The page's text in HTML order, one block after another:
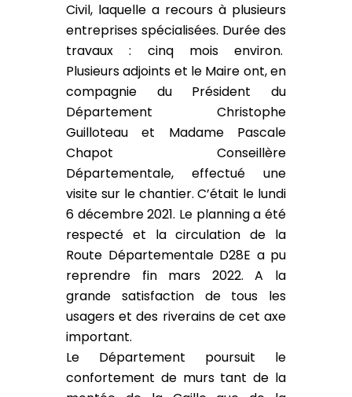
Civil, laquelle a recours à plusieurs
entreprises spécialisées. Durée des
travaux : cinq mois environ.
Plusieurs adjoints et le Maire ont, en
compagnie du Président du
Département Christophe
Guilloteau et Madame Pascale
Chapot Conseillère
Départementale, effectué une
visite sur le chantier. C’était le lundi
6 décembre 2021. Le planning a été
respecté et la circulation de la
Route Départementale D28E a pu
reprendre fin mars 2022. A la
grande satisfaction de tous les
usagers et des riverains de cet axe
important.
Le Département poursuit le
confortement de murs tant de la